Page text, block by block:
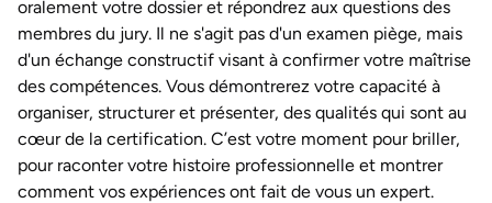
oralement votre dossier et répondrez aux questions des
membres du jury. Il ne s'agit pas d'un examen piège, mais
d'un échange constructif visant à confirmer votre maîtrise
des compétences. Vous démontrerez votre capacité à
organiser, structurer et présenter, des qualités qui sont au
cœur de la certification. C’est votre moment pour briller,
pour raconter votre histoire professionnelle et montrer
comment vos expériences ont fait de vous un expert.